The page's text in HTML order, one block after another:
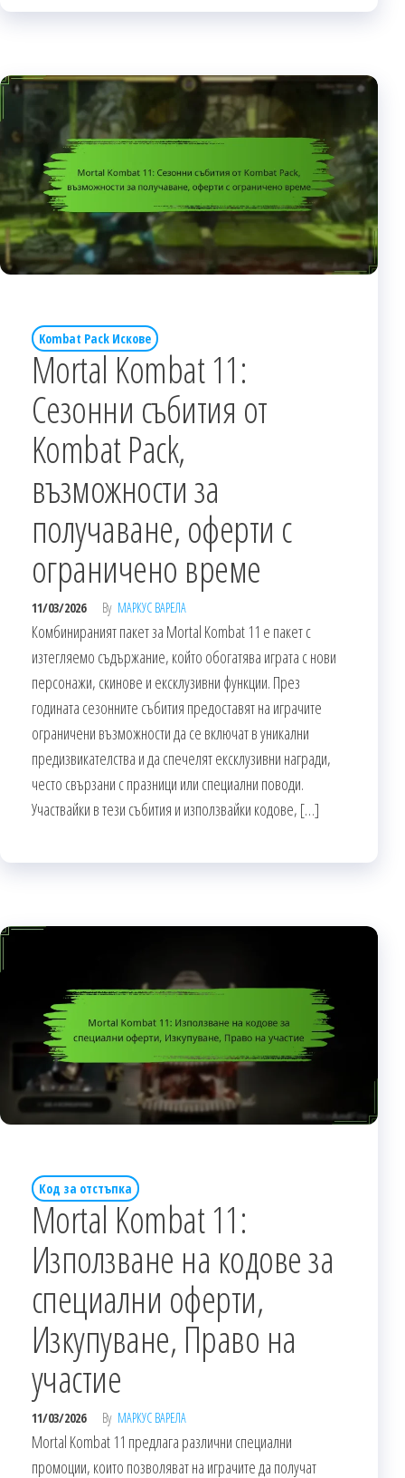
Kombat Pack Искове
Mortal Kombat 11:
Сезонни събития от
Kombat Pack,
възможности за
получаване, оферти с
ограничено време
11/03/2026 By МАРКУС ВАРЕЛА
Комбинираният пакет за Mortal Kombat 11 е пакет с
изтегляемо съдържание, който обогатява играта с нови
персонажи, скинове и ексклузивни функции. През
годината сезонните събития предоставят на играчите
ограничени възможности да се включат в уникални
предизвикателства и да спечелят ексклузивни награди,
често свързани с празници или специални поводи.
Участвайки в тези събития и използвайки кодове, […]
Код за отстъпка
Mortal Kombat 11:
Използване на кодове за
специални оферти,
Изкупуване, Право на
участие
11/03/2026 By МАРКУС ВАРЕЛА
Mortal Kombat 11 предлага различни специални
промоции, които позволяват на играчите да получат